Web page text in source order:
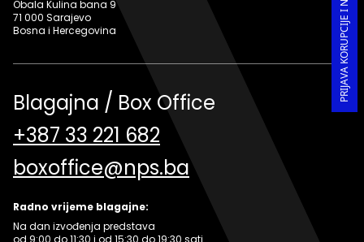
Obala Kulina bana 9
71 000 Sarajevo
Bosna i Hercegovina
Blagajna / Box Office
+387 33 221 682
boxoffice@nps.ba
Radno vrijeme blagajne:
Na dan izvođenja predstava
od 9:00 do 11:30 i od 15:30 do 19:30 sati